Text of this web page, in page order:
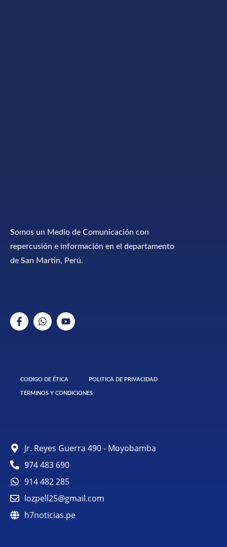
Somos un Medio de Comunicación con
repercusión e información en el departamento
de San Martin, Perú.
CODIGO DE ÉTICA POLITICA DE PRIVACIDAD
TERMINOS Y CONDICIONES
Jr. Reyes Guerra 490 - Moyobamba
974 483 690
914 482 285
lozpell25@gmail.com
h7noticias.pe